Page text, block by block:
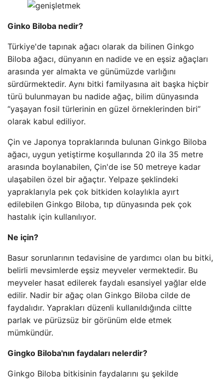
Ginko Biloba nedir?
Türkiye'de tapınak ağacı olarak da bilinen Ginkgo
Biloba ağacı, dünyanın en nadide ve en eşsiz ağaçları
arasında yer almakta ve günümüzde varlığını
sürdürmektedir. Aynı bitki familyasına ait başka hiçbir
türü bulunmayan bu nadide ağaç, bilim dünyasında
“yaşayan fosil türlerinin en güzel örneklerinden biri”
olarak kabul ediliyor.
Çin ve Japonya topraklarında bulunan Ginkgo Biloba
ağacı, uygun yetiştirme koşullarında 20 ila 35 metre
arasında boylanabilen, Çin'de ise 50 metreye kadar
ulaşabilen özel bir ağaçtır. Yelpaze şeklindeki
yapraklarıyla pek çok bitkiden kolaylıkla ayırt
edilebilen Ginkgo Biloba, tıp dünyasında pek çok
hastalık için kullanılıyor.
Ne için?
Basur sorunlarının tedavisine de yardımcı olan bu bitki,
belirli mevsimlerde eşsiz meyveler vermektedir. Bu
meyveler hasat edilerek faydalı esansiyel yağlar elde
edilir. Nadir bir ağaç olan Ginkgo Biloba cilde de
faydalıdır. Yaprakları düzenli kullanıldığında ciltte
parlak ve pürüzsüz bir görünüm elde etmek
mümkündür.
Gingko Biloba'nın faydaları nelerdir?
Ginkgo Biloba bitkisinin faydalarını şu şekilde